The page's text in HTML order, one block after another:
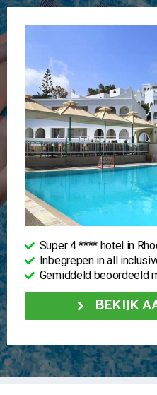
Super 4 **** hotel in
Inbegrepen in all
Gemiddeld beoordeeld
BEKIJK